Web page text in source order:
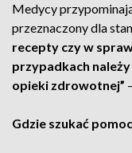
Medycy
przeznaczony dla
recepty czy w
przypadkach
opieki zdrowotnej”
Gdzie szukać